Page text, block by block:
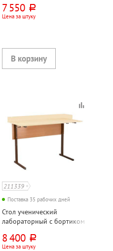
прямоугольная труба
7 550 руб.
Цена за штуку
211339
Поставка 35 рабочих дней
Стол ученический
лабораторный с бортиком
прямоугольная труба
8 400 руб.
Цена за штуку